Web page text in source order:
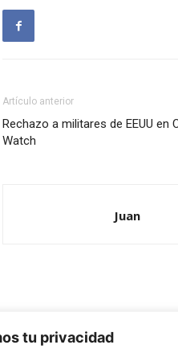
tu privacidad
Artículo anterior
Rechazo a militares de EEUU en
Watch
Juan